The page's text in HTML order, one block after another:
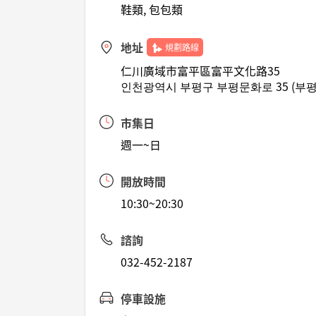
鞋類, 包包類
地址 規劃路線
仁川廣域市富平區富平文化路35
인천광역시 부평구 부평문화로 35 (부
市集日
週一~日
開放時間
10:30~20:30
諮詢
032-452-2187
停車設施